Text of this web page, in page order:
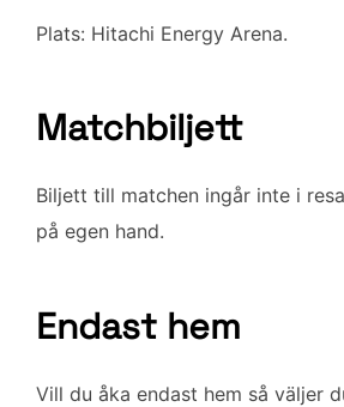
Plats: Hitachi Energy Arena.
Matchbiljett
Biljett till matchen ingår inte i
på egen hand.
Endast hem
Vill du åka endast hem så väljer